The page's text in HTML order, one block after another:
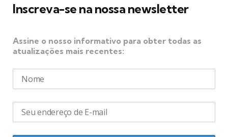
Inscreva-se na nossa newsletter
Assine o nosso informativo para obter todas as
atualizações mais recentes: